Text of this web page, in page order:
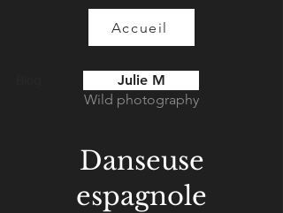
Accueil
Julie M
Wild photography
Danseuse
espagnole